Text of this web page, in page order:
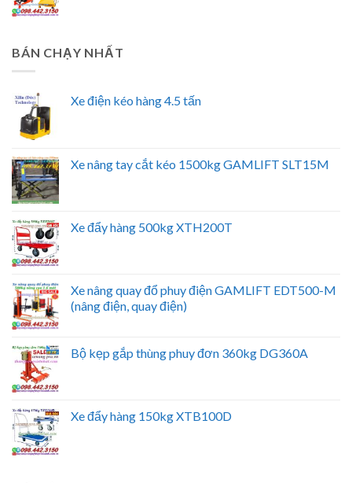
BÁN CHẠY NHẤT
Xe điện kéo hàng 4.5 tấn
Xe nâng tay cắt kéo 1500kg GAMLIFT SLT15M
Xe đẩy hàng 500kg XTH200T
Xe nâng quay đổ phuy điện GAMLIFT EDT500-M
(nâng điện, quay điện)
Bộ kẹp gắp thùng phuy đơn 360kg DG360A
Xe đẩy hàng 150kg XTB100D